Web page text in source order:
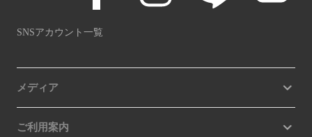
SNSアカウント一覧
メディア
ご利用案内